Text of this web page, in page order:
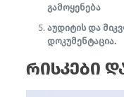
გამოყენება
აუდიტის და
დოკუმენტაცია.
რისკები